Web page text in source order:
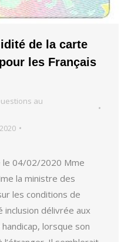
de la carte
les Français
au
le 04/02/2020 Mme
la ministre des
les conditions de
délivrée aux
lorsque son